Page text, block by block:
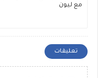
مع ليون
تعليقات